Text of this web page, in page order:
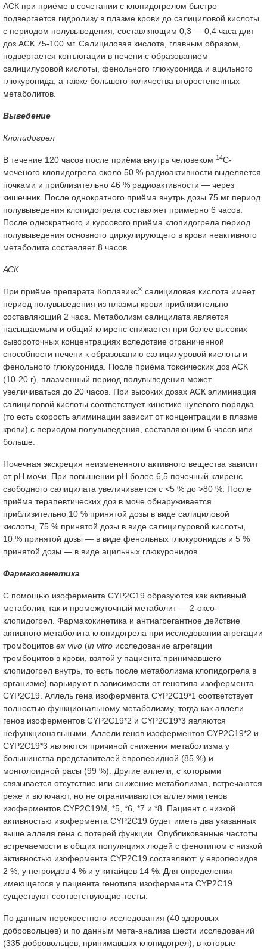
АСК при приёме в сочетании с клопидогрелом быстро
подвергается гидролизу в плазме крови до салициловой кислоты
с периодом полувыведения, составляющим 0,3 — 0,4 часа для
доз АСК 75-100 мг. Салициловая кислота, главным образом,
подвергается конъюгации в печени с образованием
салицилуровой кислоты, фенольного глюкуронида и ацильного
глюкуронида, а также большого количества второстепенных
метаболитов.
Выведение
Клопидогрел
В течение 120 часов после приёма внутрь человеком 14С-
меченого клопидогрела около 50 % радиоактивности выделяется
почками и приблизительно 46 % радиоактивности — через
кишечник. После однократного приёма внутрь дозы 75 мг период
полувыведения клопидогрела составляет примерно 6 часов.
После однократного и курсового приёма клопидогрела период
полувыведения основного циркулирующего в крови неактивного
метаболита составляет 8 часов.
АСК
При приёме препарата Коплавикс® салициловая кислота имеет
период полувыведения из плазмы крови приблизительно
составляющий 2 часа. Метаболизм салицилата является
насыщаемым и общий клиренс снижается при более высоких
сывороточных концентрациях вследствие ограниченной
способности печени к образованию салицилуровой кислоты и
фенольного глюкуронида. После приёма токсических доз АСК
(10-20 г), плазменный период полувыведения может
увеличиваться до 20 часов. При высоких дозах АСК элиминация
салициловой кислоты соответствует кинетике нулевого порядка
(то есть скорость элиминации зависит от концентрации в плазме
крови) с периодом полувыведения, составляющим 6 часов или
больше.
Почечная экскреция неизмененного активного вещества зависит
от pH мочи. При повышении pH более 6,5 почечный клиренс
свободного салицилата увеличивается с <5 % до >80 %. После
приёма терапевтических доз в моче обнаруживается
приблизительно 10 % принятой дозы в виде салициловой
кислоты, 75 % принятой дозы в виде салицилуровой кислоты,
10 % принятой дозы — в виде фенольных глюкуронидов и 5 %
принятой дозы — в виде ацильных глюкуронидов.
Фармакогенетика
С помощью изофермента CYP2C19 образуются как активный
метаболит, так и промежуточный метаболит — 2-оксо-
клопидогрел. Фармакокинетика и антиагрегантное действие
активного метаболита клопидогрела при исследовании агрегации
тромбоцитов ex vivo (in vitro исследование агрегации
тромбоцитов в крови, взятой у пациента принимавшего
клопидогрел внутрь, то есть после метаболизма клопидогрела в
организме) варьируют в зависимости от генотипа изофермента
CYP2C19. Аллель гена изофермента CYP2C19*1 соответствует
полностью функциональному метаболизму, тогда как аллели
генов изоферментов CYP2C19*2 и CYP2C19*3 являются
нефункциональными. Аллели генов изоферментов CYP2C19*2 и
CYP2C19*3 являются причиной снижения метаболизма у
большинства представителей европеоидной (85 %) и
монголоидной расы (99 %). Другие аллели, с которыми
связывается отсутствие или снижение метаболизма, встречаются
реже и включают, но не ограничиваются аллелями генов
изоферментов CYP2C19M, *5, *6, *7 и *8. Пациент с низкой
активностью изофермента CYP2C19 будет иметь два указанных
выше аллеля гена с потерей функции. Опубликованные частоты
встречаемости в общих популяциях людей с фенотипом с низкой
активностью изофермента CYP2C19 составляют: у европеоидов
2 %, у негроидов 4 % и у китайцев 14 %. Для определения
имеющегося у пациента генотипа изофермента CYP2C19
существуют соответствующие тесты.
По данным перекрестного исследования (40 здоровых
добровольцев) и по данным мета-анализа шести исследований
(335 добровольцев, принимавших клопидогрел), в которые